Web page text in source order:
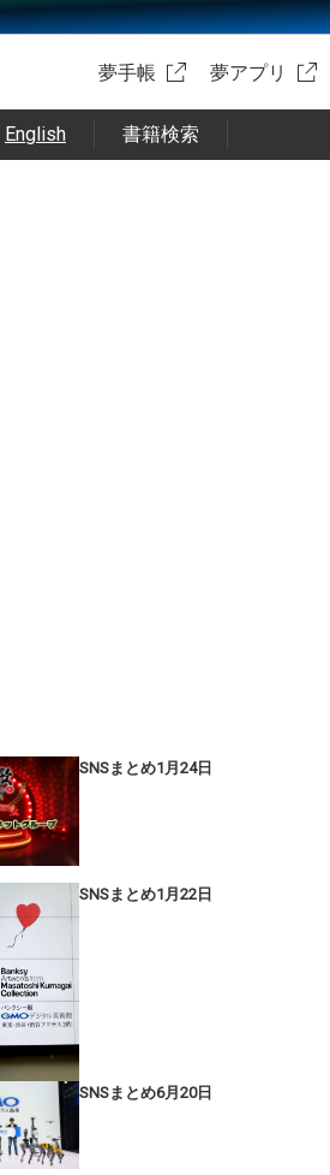
夢手帳 夢アプリ
English 書籍検索
SNSまとめ1月24日
SNSまとめ1月22日
SNSまとめ6月20日